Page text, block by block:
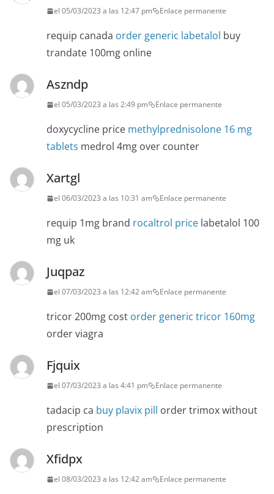
el 05/03/2023 a las 12:47 pm Enlace permanente
requip canada order generic labetalol buy
trandate 100mg online
Aszndp
el 05/03/2023 a las 2:49 pm Enlace permanente
doxycycline price methylprednisolone 16 mg
tablets medrol 4mg over counter
Xartgl
el 06/03/2023 a las 10:31 am Enlace permanente
requip 1mg brand rocaltrol price labetalol 100
mg uk
Juqpaz
el 07/03/2023 a las 12:42 am Enlace permanente
tricor 200mg cost order generic tricor 160mg
order viagra
Fjquix
el 07/03/2023 a las 4:41 pm Enlace permanente
tadacip ca buy plavix pill order trimox without
prescription
Xfidpx
el 08/03/2023 a las 12:42 am Enlace permanente